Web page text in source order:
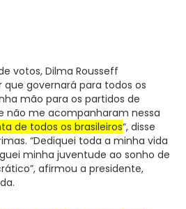
votos, Dilma Rousseff
governará para todos os
mão para os partidos de
não me acompanharam nessa
de todos os brasileiros“, disse
“Dediquei toda a minha vida
minha juventude ao sonho de
afirmou a presidente,